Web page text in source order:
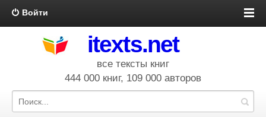
Войти
itexts.net
все тексты книг
444 000 книг, 109 000 авторов